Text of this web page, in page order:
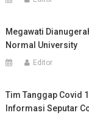
Megawati
Normal University
Editor
Tim Tanggap Covid
Informasi Seputar